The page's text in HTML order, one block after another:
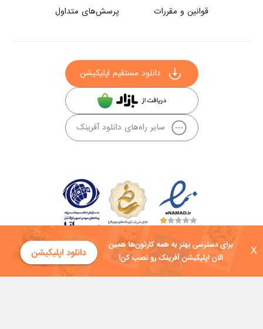
X
قوانین و مقررات پرسش‌های متداول
دانلود مستقیم اپلیکیشن
سایر راه‌های دانلود آفرینک
کلیه حقوق این سایت به شرکت توسعه فناوی هفت آسمان توکان تعلق دارد و